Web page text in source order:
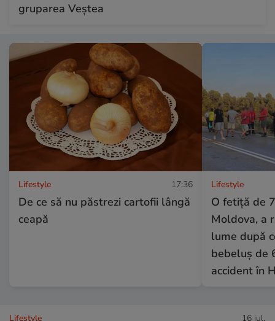
gruparea Veștea
Lifestyle 17:36
De ce să nu păstrezi cartofii lângă
ceapă
Lifestyle
O fetiță de
Moldova, a
lume după
bebeluș de
accident în
Lifestyle 16 iul.